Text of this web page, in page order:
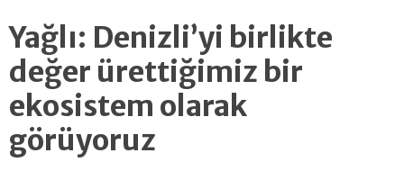
Yağlı: Denizli’yi birlikte
değer ürettiğimiz bir
ekosistem olarak
görüyoruz